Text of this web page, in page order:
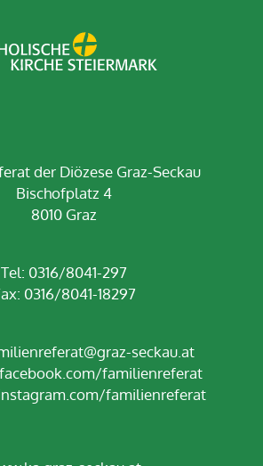
der Diözese Graz-Seckau
Bischofplatz 4
8010 Graz
Tel: 0316/8041-297
0316/8041-18297
seckau.at
facebook.com/familienreferat
familienreferat